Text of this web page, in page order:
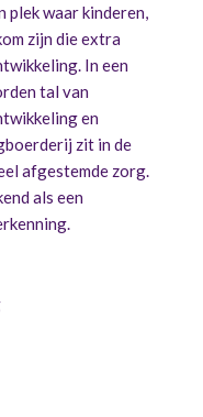
waar kinderen,
zijn die extra
In een
tal van
en
zit in de
afgestemde zorg.
als een